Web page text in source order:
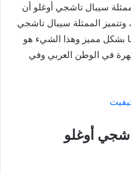
سيبال تاشجي أوغلو أن
وتتميز الممثلة سيبال تاشجي
بشكل مميز وهذا الشيء هو
في الوطن العربي وفي
أوغلو